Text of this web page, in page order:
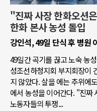
"진짜 사장 한화오션
한화 본사 농성 돌입
강인석, 49일 단식 후 병원
49일간 곡기를 끊고 노숙 농
성조선하청지회 부지회장이
지 않았다. 살을 에는 추위에
에서 농성을 이어간다. "진짜
노동자들의 투쟁...